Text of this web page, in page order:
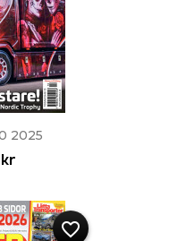
2025
favorite_border